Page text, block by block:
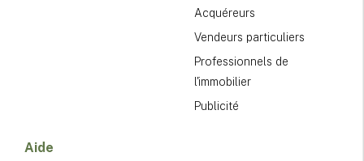
Acquéreurs
Vendeurs particuliers
Professionnels de
l'immobilier
Publicité
Aide